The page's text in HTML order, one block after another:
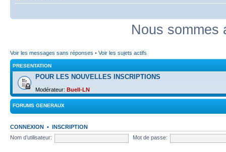
Nous sommes
Voir les messages sans réponses • Voir les sujets actifs
PRESENTATION
POUR LES NOUVELLES INSCRIPTIONS
Modérateur: Buell-LN
FORUMS GENERAUX
CONNEXION • INSCRIPTION
Nom d’utilisateur:
Mot de passe: